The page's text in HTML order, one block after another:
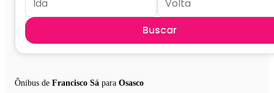
Buscar
Ônibus de Francisco Sá para Osasco